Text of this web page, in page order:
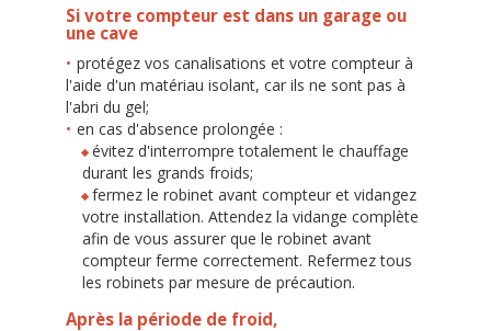
Si votre compteur est dans un garage ou
une cave
protégez vos canalisations et votre compteur à
l'aide d'un matériau isolant, car ils ne sont pas à
l'abri du gel;
en cas d'absence prolongée :
évitez d'interrompre totalement le chauffage
durant les grands froids;
fermez le robinet avant compteur et vidangez
votre installation. Attendez la vidange complète
afin de vous assurer que le robinet avant
compteur ferme correctement. Refermez tous
les robinets par mesure de précaution.
Après la période de froid,